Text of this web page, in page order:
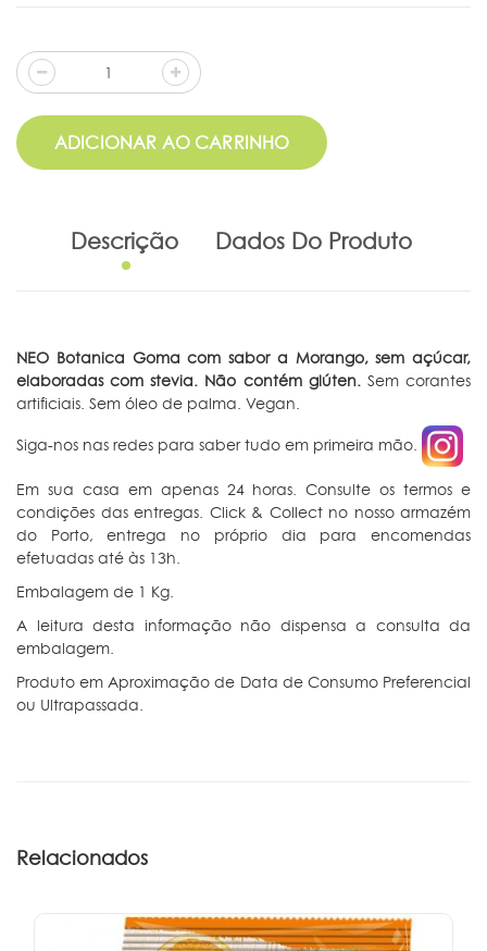
ADICIONAR AO CARRINHO
Descrição Dados Do Produto
NEO Botanica Goma com sabor a Morango, sem açúcar,
elaboradas com stevia. Não contém glúten.Sem corantes
artificiais. Sem óleo de palma. Vegan.
Siga-nos nas redes para saber tudo em primeira mão.
Em sua casa em apenas 24 horas. Consulte os termos e
condições das entregas. Click & Collect no nosso armazém
do Porto, entrega no próprio dia para encomendas
efetuadas até às 13h.
Embalagem de 1 Kg.
A leitura desta informação não dispensa a consulta da
embalagem.
Produto em Aproximação de Data de Consumo Preferencial
ou Ultrapassada.
Relacionados